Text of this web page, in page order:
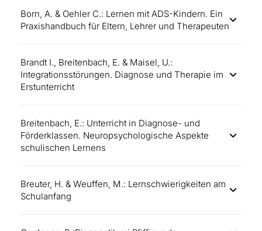
Born, A. & Oehler C.: Lernen mit ADS-Kindern. Ein
Praxishandbuch für Eltern, Lehrer und Therapeuten
Brandt I., Breitenbach, E. & Maisel, U.:
Integrationsstörungen. Diagnose und Therapie im
Erstunterricht
Breitenbach, E.: Unterricht in Diagnose- und
Förderklassen. Neuropsychologische Aspekte
schulischen Lernens
Breuter, H. & Weuffen, M.: Lernschwierigkeiten am
Schulanfang